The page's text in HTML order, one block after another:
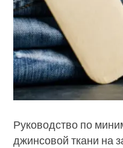
Руководство по
джинсовой ткани на